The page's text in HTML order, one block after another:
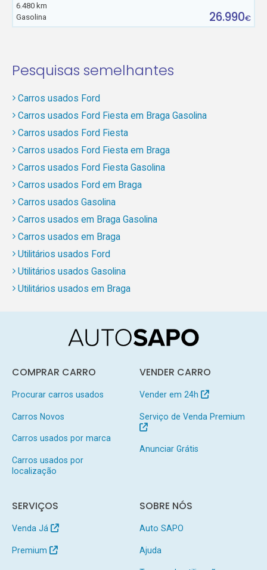
6.480 km
Gasolina
26.990€
Pesquisas semelhantes
Carros usados Ford
Carros usados Ford Fiesta em Braga Gasolina
Carros usados Ford Fiesta
Carros usados Ford Fiesta em Braga
Carros usados Ford Fiesta Gasolina
Carros usados Ford em Braga
Carros usados Gasolina
Carros usados em Braga Gasolina
Carros usados em Braga
Utilitários usados Ford
Utilitários usados Gasolina
Utilitários usados em Braga
COMPRAR CARRO
Procurar carros usados
Carros Novos
Carros usados por marca
Carros usados por
localização
VENDER CARRO
Vender em 24h
Serviço de Venda Premium
Anunciar Grátis
SERVIÇOS
Venda Já
Premium
SOBRE NÓS
Auto SAPO
Ajuda